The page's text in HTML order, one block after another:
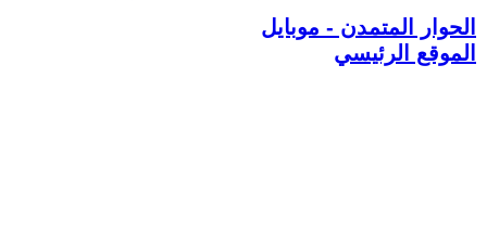
الحوار المتمدن - موبايل
الموقع الرئيسي